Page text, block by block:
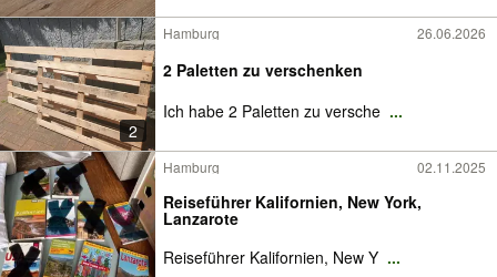
2
Hamburg 26.06.2026
2 Paletten zu verschenken
Ich habe 2 Paletten zu versche ...
Hamburg 02.11.2025
Reiseführer Kalifornien, New York,
Lanzarote
Reiseführer Kalifornien, New Y ...